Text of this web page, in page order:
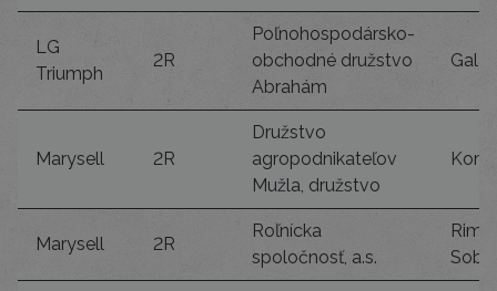
LG
Triumph
2R
Poľnohospodársko-
obchodné družstvo
Abrahám
Marysell 2R
Družstvo
agropodnikateľov
Mužla, družstvo
Marysell 2R
Roľnícka
spoločnosť, a.s.
Rim.